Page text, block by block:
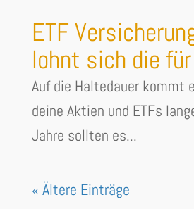
ETF
lohnt sich die
Auf die Haltedauer kommt
deine Aktien und ETFs
Jahre sollten es...
« Ältere Einträge